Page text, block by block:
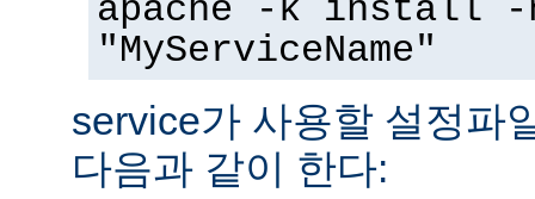
apache -k install -
"MyServiceName"
service가 사용할 설정파
다음과 같이 한다: